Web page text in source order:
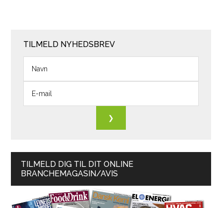
TILMELD NYHEDSBREV
TILMELD DIG TIL DIT ONLINE
BRANCHEMAGASIN/AVIS